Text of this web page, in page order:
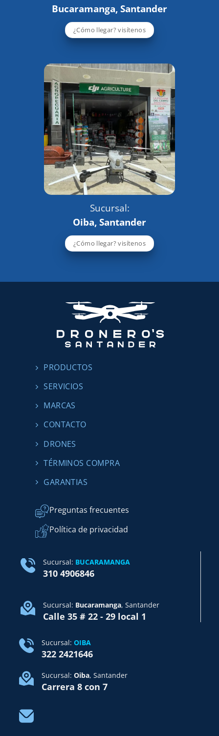
Bucaramanga, Santander
¿Cómo llegar? visítenos
Sucursal:
Oiba, Santander
¿Cómo llegar? visítenos
PRODUCTOS
SERVICIOS
MARCAS
CONTACTO
DRONES
TÉRMINOS COMPRA
GARANTIAS
Preguntas frecuentes
Política de privacidad
Sucursal: BUCARAMANGA
310 4906846
Sucursal: Bucaramanga, Santander
Calle 35 # 22 - 29 local 1
Sucursal: OIBA
322 2421646
Sucursal: Oiba, Santander
Carrera 8 con 7